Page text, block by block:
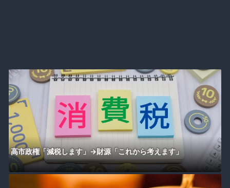
高市政権「減税します」→財源「これから考えます」